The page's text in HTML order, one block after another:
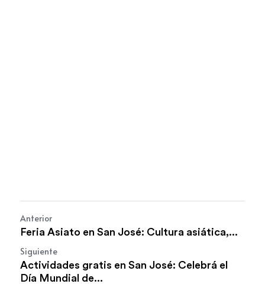
Anterior
Feria Asiato en San José: Cultura asiática,...
Siguiente
Actividades gratis en San José: Celebrá el
Día Mundial de...